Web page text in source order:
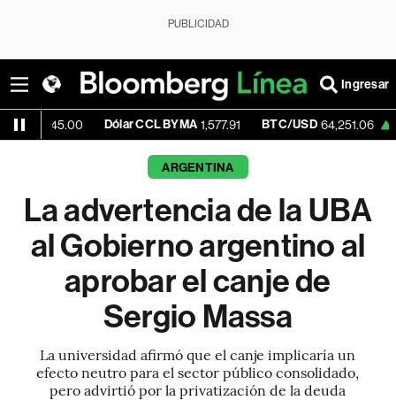
PUBLICIDAD
Ingresar
Dólar CCL BYMA 1,577.91 BTC/USD 64,251.06 +0.80%
ARGENTINA
La advertencia de la UBA
al Gobierno argentino al
aprobar el canje de
Sergio Massa
La universidad afirmó que el canje implicaría un
efecto neutro para el sector público consolidado,
pero advirtió por la privatización de la deuda